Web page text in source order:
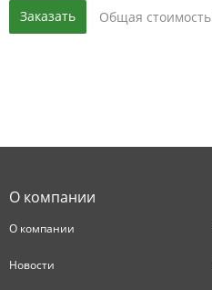
Заказать Общая стоимость
О компании
О компании
Новости